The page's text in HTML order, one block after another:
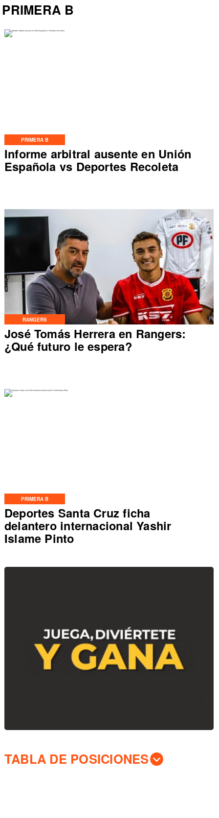
PRIMERA B
Informe arbitral ausente en Unión
Española vs Deportes Recoleta
RANGERS
José Tomás Herrera en Rangers:
¿Qué futuro le espera?
PRIMERA B
Deportes Santa Cruz ficha
delantero internacional Yashir
Islame Pinto
PRIMERA B
TABLA DE POSICIONES